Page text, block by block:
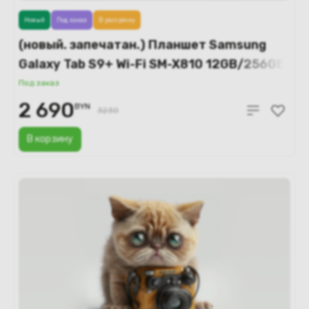
(новый. запечатан.) Планшет Samsung
Galaxy Tab S9+ Wi-Fi SM-X810 12GB/256GB
(графитовый)
Под заказ
В корзину
Новый Под заказ В рассрочку
2 690BYN 3230